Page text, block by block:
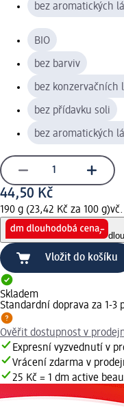
bez aromatických
BIO
bez barviv
bez konzervačních
bez přídavku soli
bez aromatických
44,50 Kč
190 g (23,42 Kč za 100 g)
Vložit do košíku
Skladem
Standardní doprava za 1-3
Ověřit dostupnost v
Expresní vyzvednutí v
Vrácení zdarma v
25 Kč = 1 dm active